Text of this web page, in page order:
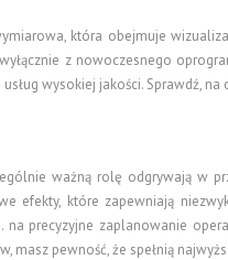
która obejmuje
z nowoczesnego
wysokiej jakości. Sprawdź,
ważną rolę odgrywają w
efekty, które zapewniają
precyzyjne zaplanowanie
pewność, że spełnią